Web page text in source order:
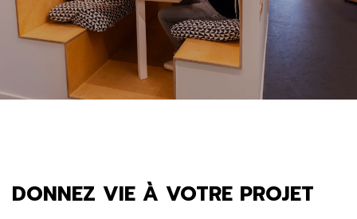
DONNEZ VIE À VOTRE PROJET